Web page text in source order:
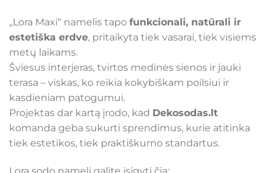
„Lora Maxi“ namelis tapo funkcionali, natūrali ir
estetiška erdve, pritaikyta tiek vasarai, tiek visiems
metų laikams.
Šviesus interjeras, tvirtos medinės sienos ir jauki
terasa – viskas, ko reikia kokybiškam poilsiui ir
kasdieniam patogumui.
Projektas dar kartą įrodo, kad Dekosodas.lt
komanda geba sukurti sprendimus, kurie atitinka
tiek estetikos, tiek praktiškumo standartus.